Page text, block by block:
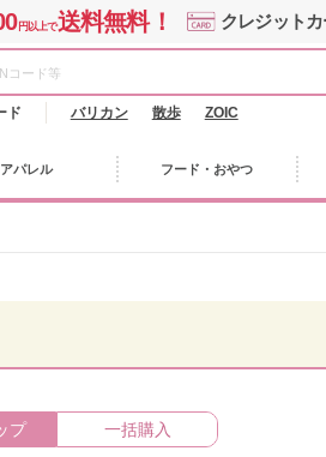
円以上で送料無料！ クレジット
ド バリカン 散歩 ZOIC
アパレル フード・おやつ
プ 一括購入